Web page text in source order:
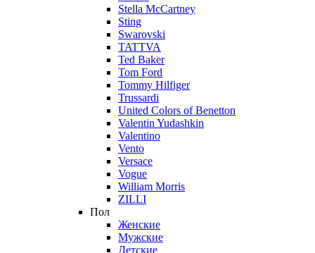
Stella McCartney
Sting
Swarovski
TATTVA
Ted Baker
Tom Ford
Tommy Hilfiger
Trussardi
United Colors of Benetton
Valentin Yudashkin
Valentino
Vento
Versace
Vogue
William Morris
ZILLI
Пол
Женские
Мужские
Детские